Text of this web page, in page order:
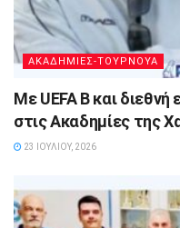
ΑΚΑΔΗΜΙΕΣ-ΤΟΥΡΝΟΥΑ
Με UEFA B και
στις Ακαδημίες της
23 ΙΟΥΛΊΟΥ, 2026